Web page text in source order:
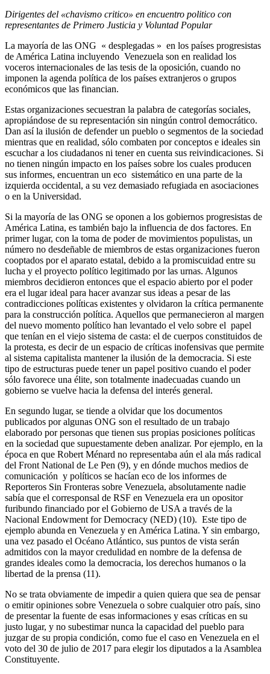
Dirigentes del «chavismo critico» en encuentro politico con
representantes de Primero Justicia y Voluntad Popular
La mayoría de las ONG « desplegadas » en los países progresistas
de América Latina incluyendo Venezuela son en realidad los
voceros internacionales de las tesis de la oposición, cuando no
imponen la agenda política de los países extranjeros o grupos
económicos que las financian.
Estas organizaciones secuestran la palabra de categorías sociales,
apropiándose de su representación sin ningún control democrático.
Dan así la ilusión de defender un pueblo o segmentos de la sociedad
mientras que en realidad, sólo combaten por conceptos e ideales sin
escuchar a los ciudadanos ni tener en cuenta sus reivindicaciones. Si
no tienen ningún impacto en los países sobre los cuales producen
sus informes, encuentran un eco sistemático en una parte de la
izquierda occidental, a su vez demasiado refugiada en asociaciones
o en la Universidad.
Si la mayoría de las ONG se oponen a los gobiernos progresistas de
América Latina, es también bajo la influencia de dos factores. En
primer lugar, con la toma de poder de movimientos populistas, un
número no desdeñable de miembros de estas organizaciones fueron
cooptados por el aparato estatal, debido a la promiscuidad entre su
lucha y el proyecto político legitimado por las urnas. Algunos
miembros decidieron entonces que el espacio abierto por el poder
era el lugar ideal para hacer avanzar sus ideas a pesar de las
contradicciones políticas existentes y olvidaron la crítica permanente
para la construcción política. Aquellos que permanecieron al margen
del nuevo momento político han levantado el velo sobre el papel
que tenían en el viejo sistema de casta: el de cuerpos constituidos de
la protesta, es decir de un espacio de críticas inofensivas que permite
al sistema capitalista mantener la ilusión de la democracia. Si este
tipo de estructuras puede tener un papel positivo cuando el poder
sólo favorece una élite, son totalmente inadecuadas cuando un
gobierno se vuelve hacia la defensa del interés general.
En segundo lugar, se tiende a olvidar que los documentos
publicados por algunas ONG son el resultado de un trabajo
elaborado por personas que tienen sus propias posiciones políticas
en la sociedad que supuestamente deben analizar. Por ejemplo, en la
época en que Robert Ménard no representaba aún el ala más radical
del Front National de Le Pen (9), y en dónde muchos medios de
comunicación y políticos se hacían eco de los informes de
Reporteros Sin Fronteras sobre Venezuela, absolutamente nadie
sabía que el corresponsal de RSF en Venezuela era un opositor
furibundo financiado por el Gobierno de USA a través de la
Nacional Endowment for Democracy (NED) (10). Este tipo de
ejemplo abunda en Venezuela y en América Latina. Y sin embargo,
una vez pasado el Océano Atlántico, sus puntos de vista serán
admitidos con la mayor credulidad en nombre de la defensa de
grandes ideales como la democracia, los derechos humanos o la
libertad de la prensa (11).
No se trata obviamente de impedir a quien quiera que sea de pensar
o emitir opiniones sobre Venezuela o sobre cualquier otro país, sino
de presentar la fuente de esas informaciones y esas críticas en su
justo lugar, y no subestimar nunca la capacidad del pueblo para
juzgar de su propia condición, como fue el caso en Venezuela en el
voto del 30 de julio de 2017 para elegir los diputados a la Asamblea
Constituyente.